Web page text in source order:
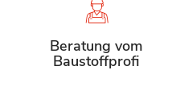
Beratung vom
Baustoffprofi